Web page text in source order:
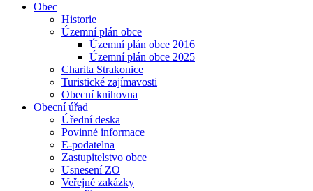
Obec
Historie
Územní plán obce
Územní plán obce 2016
Územní plán obce 2025
Charita Strakonice
Turistické zajímavosti
Obecní knihovna
Obecní úřad
Úřední deska
Povinné informace
E-podatelna
Zastupitelstvo obce
Usnesení ZO
Veřejné zakázky